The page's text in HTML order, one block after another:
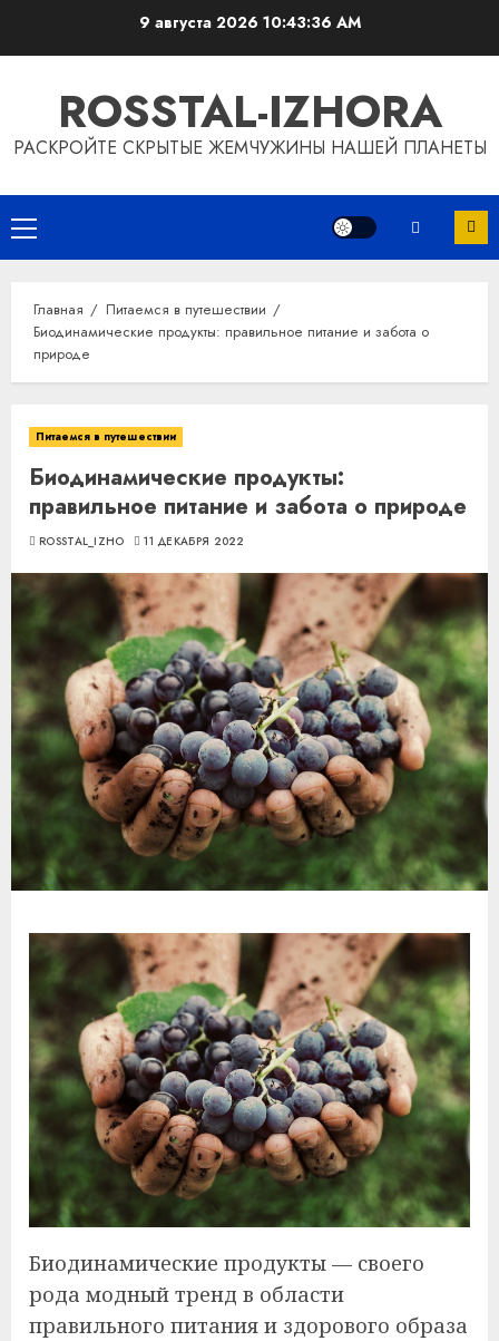
9 августа 2026 10:43:36 AM
ROSSTAL-IZHORA
РАСКРОЙТЕ СКРЫТЫЕ ЖЕМЧУЖИНЫ НАШЕЙ ПЛАНЕТЫ
Основное
меню
Главная
Питаемся в путешествии
Биодинамические продукты: правильное питание и забота о
природе
Питаемся в путешествии
Биодинамические продукты:
правильное питание и забота о природе
ROSSTAL_IZHO 11 ДЕКАБРЯ 2022
Биодинамические продукты — своего
рода модный тренд в области
правильного питания и здорового образа